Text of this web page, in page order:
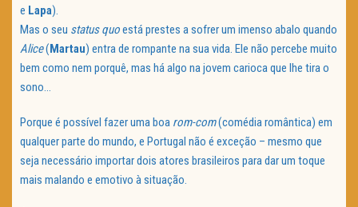
e Lapa).
Mas o seu status quoestá prestes a sofrer um imenso abalo quando
Alice(Martau) entra de rompante na sua vida. Ele não percebe muito
bem como nem porquê, mas há algo na jovem carioca que lhe tira o
sono…
Porque é possível fazer uma boa rom-com(comédia romântica) em
qualquer parte do mundo, e Portugal não é exceção – mesmo que
seja necessário importar dois atores brasileiros para dar um toque
mais malando e emotivo à situação.